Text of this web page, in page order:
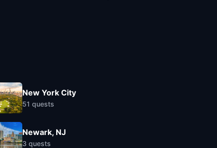
New York City
51 quests
Newark, NJ
3 quests